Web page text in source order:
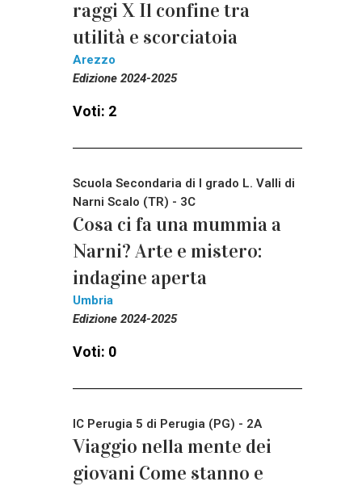
raggi X Il confine tra
utilità e scorciatoia
Arezzo
Edizione 2024-2025
Voti: 2
Scuola Secondaria di I grado L. Valli di
Narni Scalo (TR) - 3C
Cosa ci fa una mummia a
Narni? Arte e mistero:
indagine aperta
Umbria
Edizione 2024-2025
Voti: 0
IC Perugia 5 di Perugia (PG) - 2A
Viaggio nella mente dei
giovani Come stanno e